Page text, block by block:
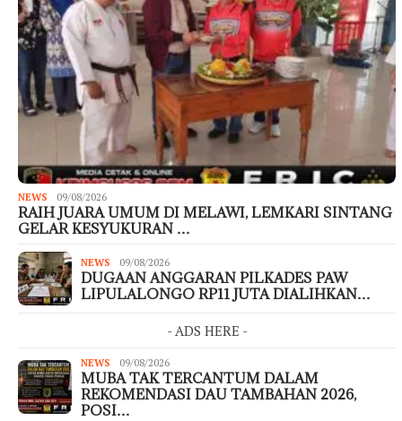
NEWS 09/08/2026
RAIH JUARA UMUM DI MELAWI, LEMKARI SINTANG
GELAR KESYUKURAN …
NEWS 09/08/2026
DUGAAN ANGGARAN PILKADES PAW
LIPULALONGO RP11 JUTA DIALIHKAN…
- ADS HERE -
NEWS 09/08/2026
MUBA TAK TERCANTUM DALAM
REKOMENDASI DAU TAMBAHAN 2026,
POSI…